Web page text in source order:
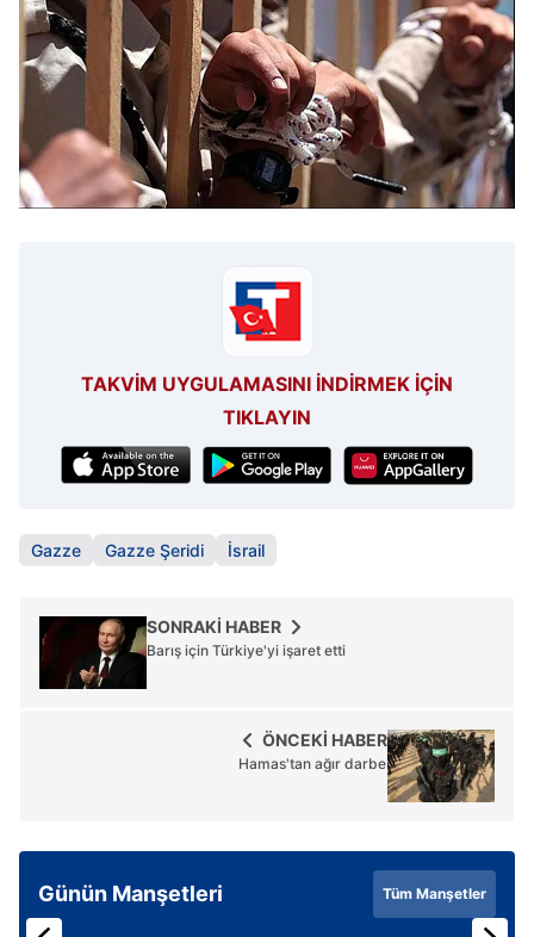
TAKVİM UYGULAMASINI İNDİRMEK İÇİN
TIKLAYIN
Gazze Gazze Şeridi İsrail
SONRAKİ HABER
Barış için Türkiye'yi işaret etti
ÖNCEKİ HABER
Hamas'tan ağır darbe
Günün Manşetleri Tüm Manşetler